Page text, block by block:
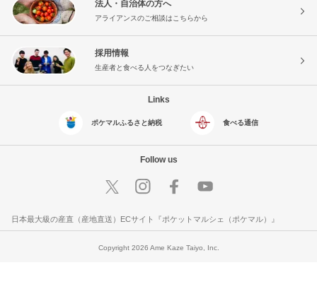
法人・自治体の方へ
アライアンスのご相談はこちらから
採用情報
生産者と食べる人をつなぎたい
Links
ポケマルふるさと納税 食べる通信
Follow us
日本最大級の産直（産地直送）ECサイト『ポケットマルシェ（ポケマル）』
Copyright 2026 Ame Kaze Taiyo, Inc.